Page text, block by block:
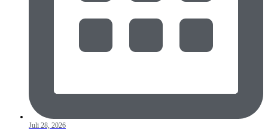
Juli 28, 2026